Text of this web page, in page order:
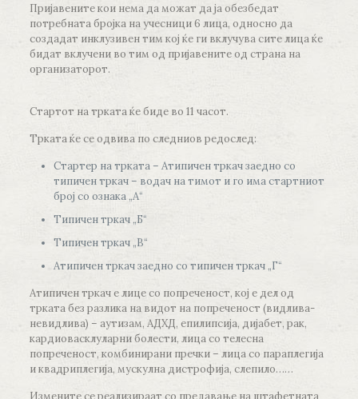
Пријавените кои нема да можат да ја обезбедат
потребната бројка на учесници 6 лица, односно да
создадат инклузивен тим кој ќе ги вклучува сите лица ќе
бидат вклучени во тим од пријавените од страна на
организаторот.
Стартот на трката ќе биде во 11 часот.
Трката ќе се одвива по следниов редослед:
Стартер на трката – Атипичен тркач заедно со
типичен тркач – водач на тимот и го има стартниот
број со ознака „А“
Типичен тркач „Б“
Типичен тркач „В“
Атипичен тркач заедно со типичен тркач „Г“
Атипичен тркач е лице со попреченост, кој е дел од
трката без разлика на видот на попреченост (видлива-
невидлива) – аутизам, АДХД, епилипсија, дијабет, рак,
кардиовасклуларни болести, лица со телесна
попреченост, комбинирани пречки – лица со параплегија
и квадриплегија, мускулна дистрофија, слепило……
Измените се реализираат со предавање на штафетната